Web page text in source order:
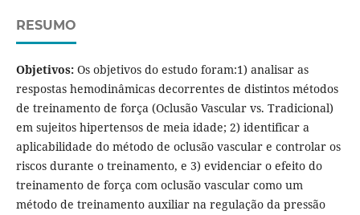
RESUMO
Objetivos: Os objetivos do estudo foram:1) analisar as
respostas hemodinâmicas decorrentes de distintos métodos
de treinamento de força (Oclusão Vascular vs. Tradicional)
em sujeitos hipertensos de meia idade; 2) identificar a
aplicabilidade do método de oclusão vascular e controlar os
riscos durante o treinamento, e 3) evidenciar o efeito do
treinamento de força com oclusão vascular como um
método de treinamento auxiliar na regulação da pressão